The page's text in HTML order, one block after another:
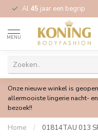
Al 45 jaar een begrip
MENU
Onze nieuwe winkel is
allermooiste lingerie nacht-
bezoek!!
Home / 01814TAU 013